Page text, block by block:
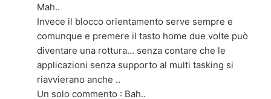
Mah..
Invece il blocco orientamento serve sempre e
comunque e premere il tasto home due volte può
diventare una rottura... senza contare che le
applicazioni senza supporto al multi tasking si
riavvierano anche ..
Un solo commento : Bah..